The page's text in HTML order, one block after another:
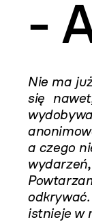
-
Nie ma
się
a czego
istnieje w